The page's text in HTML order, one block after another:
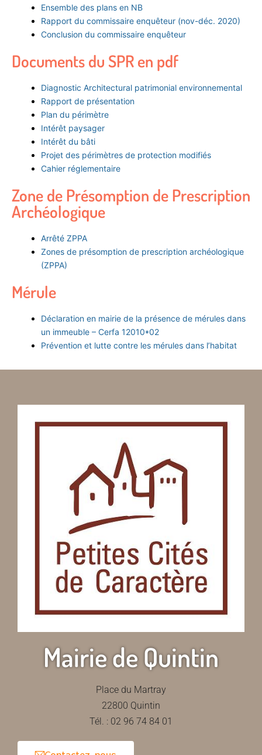
Ensemble des plans en NB
Rapport du commissaire enquêteur (nov-déc. 2020)
Conclusion du commissaire enquêteur
Documents du SPR en pdf
Diagnostic Architectural patrimonial environnemental
Rapport de présentation
Plan du périmètre
Intérêt paysager
Intérêt du bâti
Projet des périmètres de protection modifiés
Cahier réglementaire
Zone de Présomption de Prescription
Archéologique
Arrêté ZPPA
Zones de présomption de prescription archéologique
(ZPPA)
Mérule
Déclaration en mairie de la présence de mérules dans
un immeuble – Cerfa 12010*02
Prévention et lutte contre les mérules dans l’habitat
Mairie de Quintin
Place du Martray
22800 Quintin
Tél. : 02 96 74 84 01